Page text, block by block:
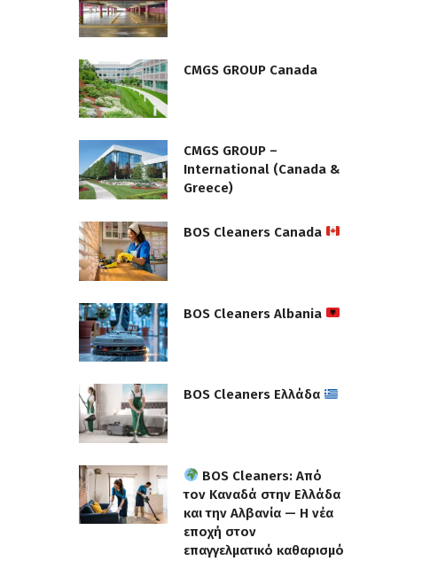
CMGS GROUP Canada
CMGS GROUP –
International (Canada &
Greece)
BOS Cleaners Canada
BOS Cleaners Albania
BOS Cleaners Ελλάδα
BOS Cleaners: Από
τον Καναδά στην Ελλάδα
και την Αλβανία — Η νέα
εποχή στον
επαγγελματικό καθαρισμό